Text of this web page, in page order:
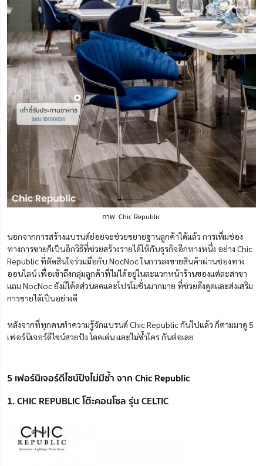
ภาพ: Chic Republic
นอกจากการสร้างแบรนด์ย่อยจะช่วยขยายฐานลูกค้าได้แล้ว การเพิ่มช่อง
ทางการขายก็เป็นอีกวิธีที่ช่วยสร้างรายได้ให้กับธุรกิจอีกทางหนึ่ง อย่าง Chic
Republic ที่ตัดสินใจร่วมมือกับ NocNoc ในการลงขายสินค้าผ่านช่องทาง
ออนไลน์ เพื่อเข้าถึงกลุ่มลูกค้าที่ไม่ได้อยู่ในละแวกหน้าร้านของแต่ละสาขา
แถม NocNoc ยังมีโค้ดส่วนลดและโปรโมชั่นมากมาย ที่ช่วยดึงดูดและส่งเสริม
การขายได้เป็นอย่างดี
หลังจากที่ทุกคนทำความรู้จักแบรนด์ Chic Republic กันไปแล้ว ก็ตามมาดู 5
เฟอร์นิเจอร์ดีไซน์สวยปัง โดดเด่น และไม่ซ้ำใคร กันต่อเลย
5 เฟอร์นิเจอร์ดีไซน์ปังไม่มีซ้ำ จาก Chic Republic
1. CHIC REPUBLIC โต๊ะคอนโซล รุ่น CELTIC